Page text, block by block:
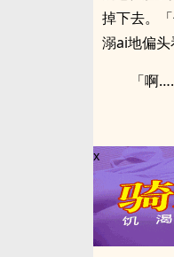
掉下去。
溺ai地偏头
「啊
x